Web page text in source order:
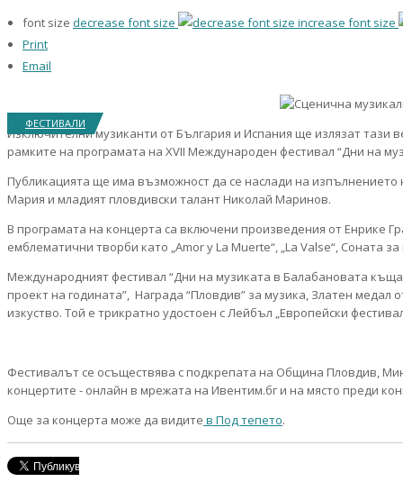
font size decrease font size
increase font size
Print
Email
ФЕСТИВАЛИ
Изключителни музиканти от България и Испания ще излязат
рамките на програмата на XVII Международен фестивал “Дни на
Публикацията ще има възможност да се наслади на
Мария и младият пловдивски талант Николай Маринов.
В програмата на концерта са включени произведения от Енрике
емблематични творби като „Amor y La Muerte“, „La Valse“, Соната
Международният фестивал “Дни на музиката в Балабановата
проект на годината”, Награда “Пловдив” за музика, Златен медал
изкуство. Той е трикратно удостоен с Лейбъл „Европейски
Фестивалът се осъществява с подкрепата на Община Пловдив,
концертите - онлайн в мрежата на Ивентим.бг и на място преди
Още за концерта може да видите в Под тепето.